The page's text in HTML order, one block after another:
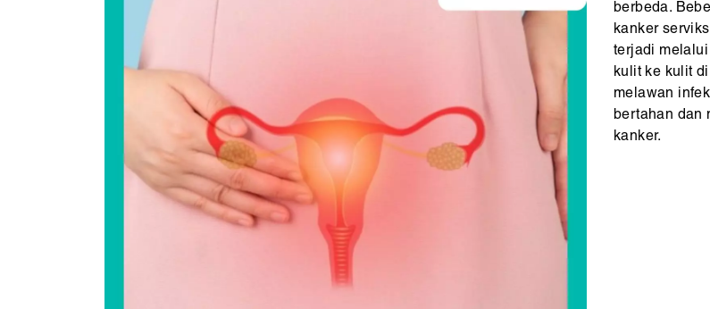
berbeda.
kanker
terjadi
kulit ke kulit
melawan
bertahan dan
kanker.